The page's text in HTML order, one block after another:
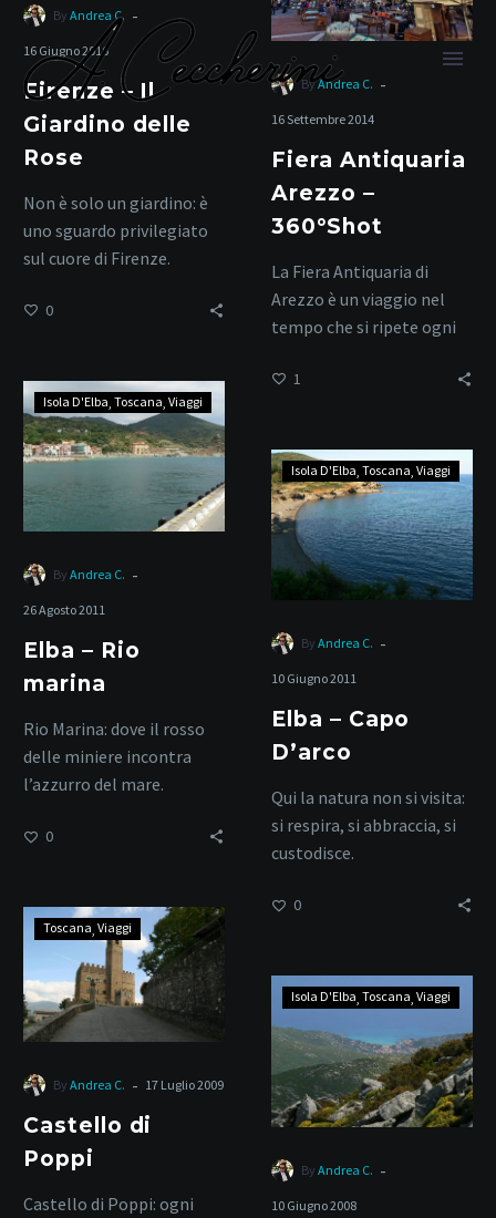
Toscana
Home
By Andrea C. -
16 Giugno 2016
Firenze – Il
Giardino delle
Rose
Non è solo un giardino: è
uno sguardo privilegiato
sul cuore di Firenze.
0
360°Shot
ByAndrea C. -
16 Settembre 2014
Fiera Antiquaria
Arezzo –
360°Shot
La Fiera Antiquaria di
Arezzo è un viaggio nel
tempo che si ripete ogni
trasformando la città…
1
Elba
–
Rio
marina
Isola D'Elba Toscana Viaggi
By Andrea C. -
26 Agosto 2011
Elba – Rio
marina
Rio Marina: dove il rosso
delle miniere incontra
l’azzurro del mare.
0
Elba
–
Capo
D’arco
Isola D'Elba Toscana Viaggi
By Andrea C. -
10 Giugno 2011
Elba – Capo
D’arco
Qui la natura non si visita:
si respira, si abbraccia, si
custodisce.
0
Castello
di
Poppi
Toscana Viaggi
By Andrea C. - 17 Luglio 2009
Castello di
Poppi
Castello di Poppi: ogni
Elba
–
Monte
Capanne
Isola D'Elba Toscana Viaggi
By Andrea C. -
10 Giugno 2008